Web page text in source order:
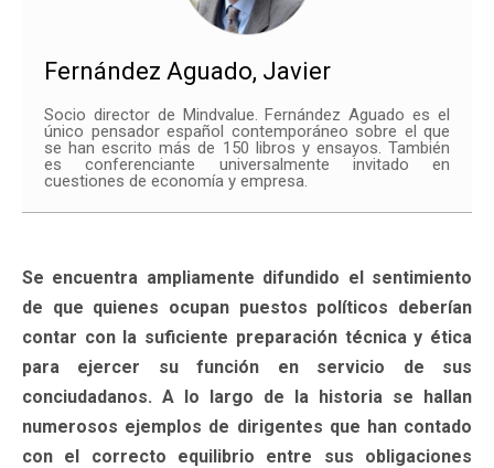
Fernández Aguado, Javier
Socio director de Mindvalue. Fernández Aguado es el
único pensador español contemporáneo sobre el que
se han escrito más de 150 libros y ensayos. También
es conferenciante universalmente invitado en
cuestiones de economía y empresa.
Se encuentra ampliamente difundido el sentimiento
de que quienes ocupan puestos políticos deberían
contar con la suficiente preparación técnica y ética
para ejercer su función en servicio de sus
conciudadanos. A lo largo de la historia se hallan
numerosos ejemplos de dirigentes que han contado
con el correcto equilibrio entre sus obligaciones